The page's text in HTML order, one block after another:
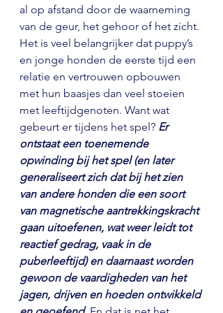
al op afstand door de waarneming
van de geur, het gehoor of het zicht.
Het is veel belangrijker dat puppy’s
en jonge honden de eerste tijd een
relatie en vertrouwen opbouwen
met hun baasjes dan veel stoeien
met leeftijdgenoten. Want wat
gebeurt er tijdens het spel? Er
ontstaat een toenemende
opwinding bij het spel (en later
generaliseert zich dat bij het zien
van andere honden die een soort
van magnetische aantrekkingskracht
gaan uitoefenen, wat weer leidt tot
reactief gedrag, vaak in de
puberleeftijd) en daarnaast worden
gewoon de vaardigheden van het
jagen, drijven en hoeden ontwikkeld